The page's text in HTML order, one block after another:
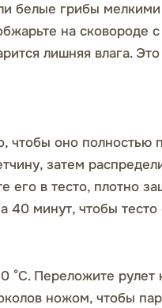
белые грибы мелкими
на сковороде
лишняя влага.
чтобы оно
затем
его в тесто, плотно
40 минут, чтобы тесто
°C. Переложите
ножом, чтобы